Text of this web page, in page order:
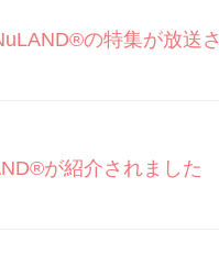
の特集が放送
が紹介されました